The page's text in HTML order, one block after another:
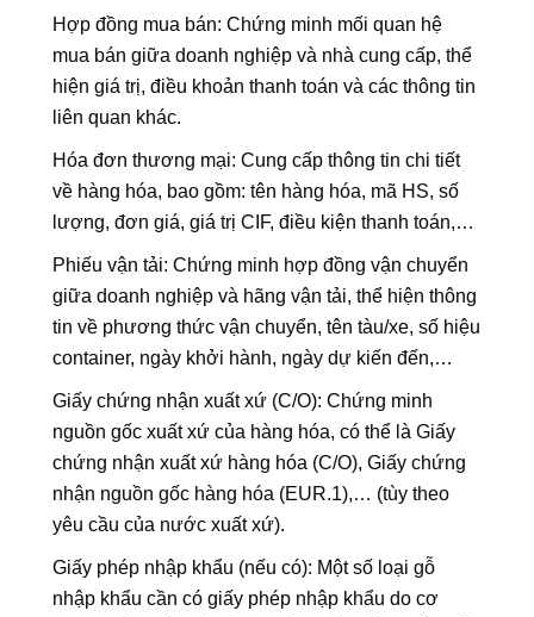
Hợp đồng mua bán: Chứng minh mối quan hệ
mua bán giữa doanh nghiệp và nhà cung cấp, thể
hiện giá trị, điều khoản thanh toán và các thông tin
liên quan khác.
Hóa đơn thương mại: Cung cấp thông tin chi tiết
về hàng hóa, bao gồm: tên hàng hóa, mã HS, số
lượng, đơn giá, giá trị CIF, điều kiện thanh toán,…
Phiếu vận tải: Chứng minh hợp đồng vận chuyển
giữa doanh nghiệp và hãng vận tải, thể hiện thông
tin về phương thức vận chuyển, tên tàu/xe, số hiệu
container, ngày khởi hành, ngày dự kiến đến,…
Giấy chứng nhận xuất xứ (C/O): Chứng minh
nguồn gốc xuất xứ của hàng hóa, có thể là Giấy
chứng nhận xuất xứ hàng hóa (C/O), Giấy chứng
nhận nguồn gốc hàng hóa (EUR.1),… (tùy theo
yêu cầu của nước xuất xứ).
Giấy phép nhập khẩu (nếu có): Một số loại gỗ
nhập khẩu cần có giấy phép nhập khẩu do cơ